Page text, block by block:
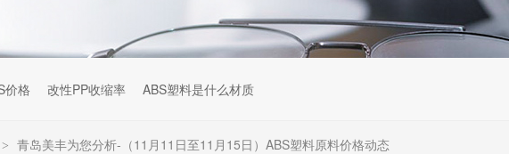
价格 改性PP收缩率 ABS塑料是什么材质
> 青岛美丰为您分析-（11月11日至11月15日）ABS塑料原料价格动态